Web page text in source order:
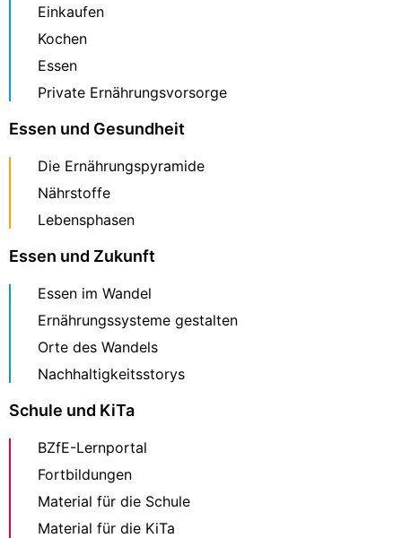
Einkaufen
Kochen
Essen
Private Ernährungsvorsorge
Essen und Gesundheit
Die Ernährungspyramide
Nährstoffe
Lebensphasen
Essen und Zukunft
Essen im Wandel
Ernährungssysteme gestalten
Orte des Wandels
Nachhaltigkeitsstorys
Schule und KiTa
BZfE-Lernportal
Fortbildungen
Material für die Schule
Material für die KiTa